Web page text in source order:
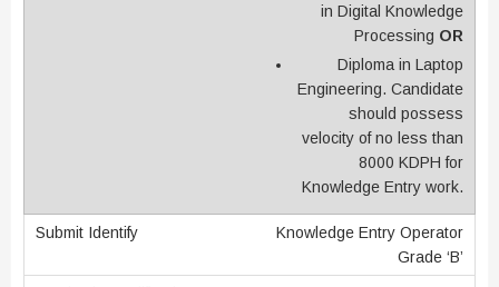
in Digital Knowledge
Processing OR
Diploma in Laptop
Engineering. Candidate
should possess
velocity of no less than
8000 KDPH for
Knowledge Entry work.
Knowledge Entry Operator
Grade ‘B’